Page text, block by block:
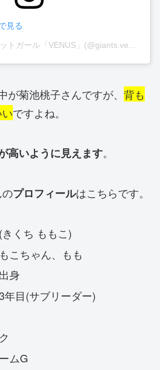
見る
読売巨人軍公式マスコットガール「VENUS」(@giants.venus)がシェアした投稿
が菊池桃子さんですが、 背も
ですよね。
高いように見えます。
プロフィールはこちらです。
くち ももこ)
こちゃん、もも
身
年目(サブリーダー)
ムG